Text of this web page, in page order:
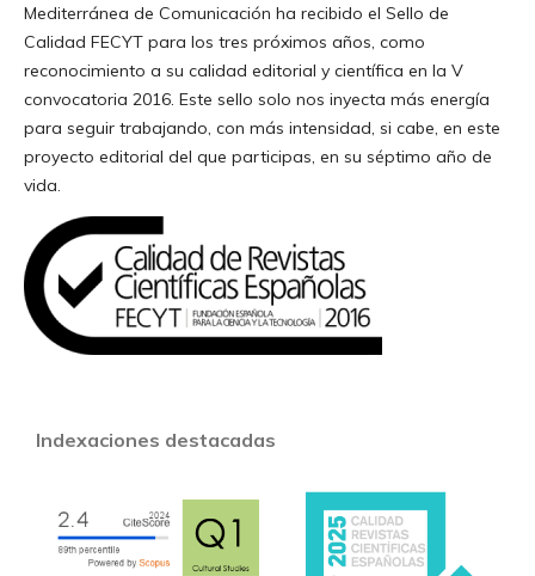
Mediterránea de Comunicación ha recibido el Sello de
Calidad FECYT para los tres próximos años, como
reconocimiento a su calidad editorial y científica en la V
convocatoria 2016. Este sello solo nos inyecta más energía
para seguir trabajando, con más intensidad, si cabe, en este
proyecto editorial del que participas, en su séptimo año de
vida.
Indexaciones destacadas